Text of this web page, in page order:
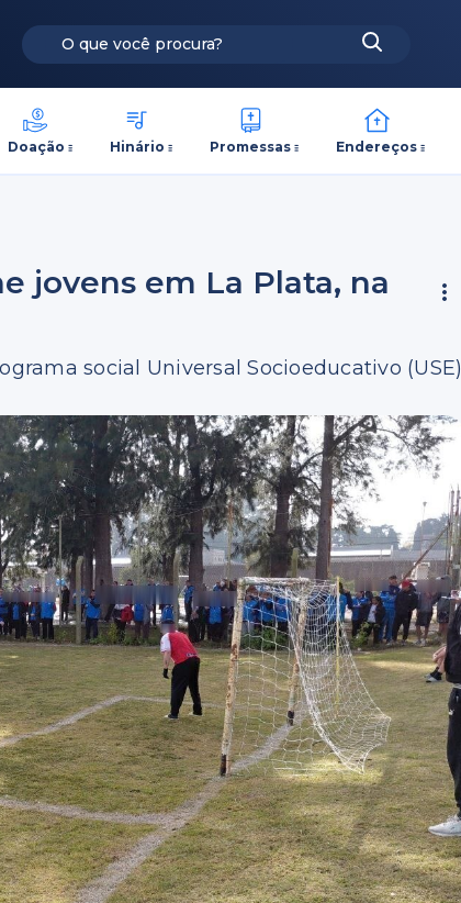
Doação Hinário Promessas Endereços
jovens em La Plata, na
social Universal Socioeducativo (USE)